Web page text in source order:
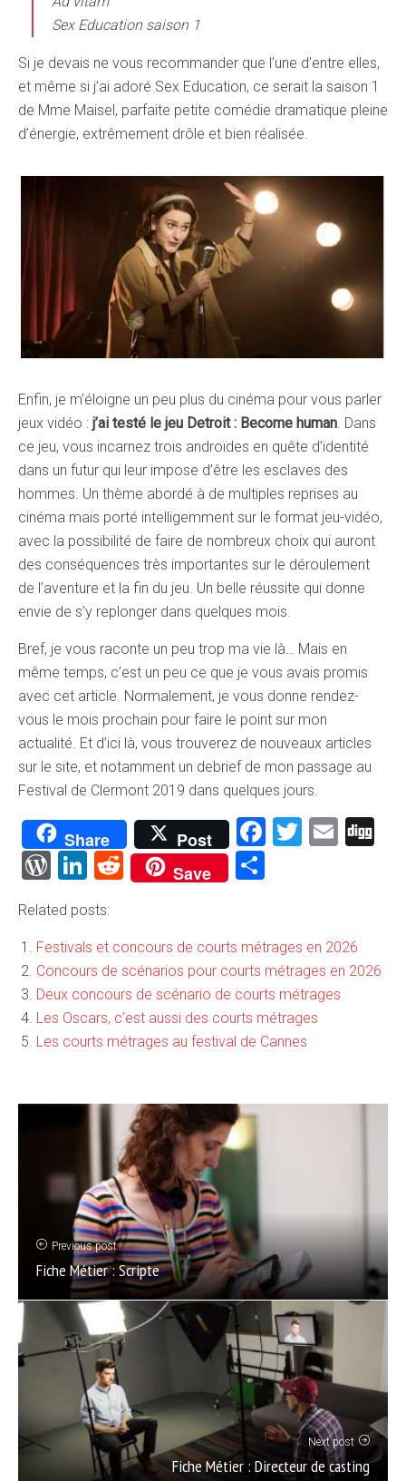
Sex Education saison 1
Si je devais ne vous recommander que l’une d’entre elles,
et même si j’ai adoré Sex Education, ce serait la saison 1
de Mme Maisel, parfaite petite comédie dramatique pleine
d’énergie, extrêmement drôle et bien réalisée.
Enfin, je m’éloigne un peu plus du cinéma pour vous parler
jeux vidéo : j’ai testé le jeu Detroit : Become human. Dans
ce jeu, vous incarnez trois androïdes en quête d’identité
dans un futur qui leur impose d’être les esclaves des
hommes. Un thème abordé à de multiples reprises au
cinéma mais porté intelligemment sur le format jeu-vidéo,
avec la possibilité de faire de nombreux choix qui auront
des conséquences très importantes sur le déroulement
de l’aventure et la fin du jeu. Un belle réussite qui donne
envie de s’y replonger dans quelques mois.
Bref, je vous raconte un peu trop ma vie là… Mais en
même temps, c’est un peu ce que je vous avais promis
avec cet article. Normalement, je vous donne rendez-
vous le mois prochain pour faire le point sur mon
actualité. Et d’ici là, vous trouverez de nouveaux articles
sur le site, et notamment un debrief de mon passage au
Festival de Clermont 2019 dans quelques jours.
Share Post Facebook
Twitter
WordPress
LinkedIn
Reddit
Save
Related posts:
Festivals et concours de courts métrages en 2026
Concours de scénarios pour courts métrages en 2026
Deux concours de scénario de courts métrages
Les Oscars, c’est aussi des courts métrages
Les courts métrages au festival de Cannes
Previous post
Fiche Métier : Scripte
Next post
Fiche Métier : Directeur de casting